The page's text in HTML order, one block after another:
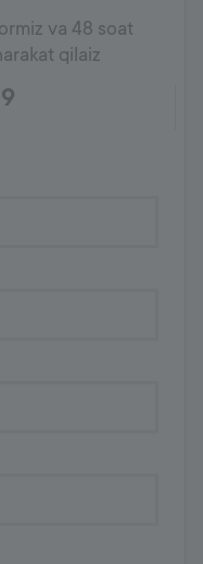
va 48 soat
qilaiz